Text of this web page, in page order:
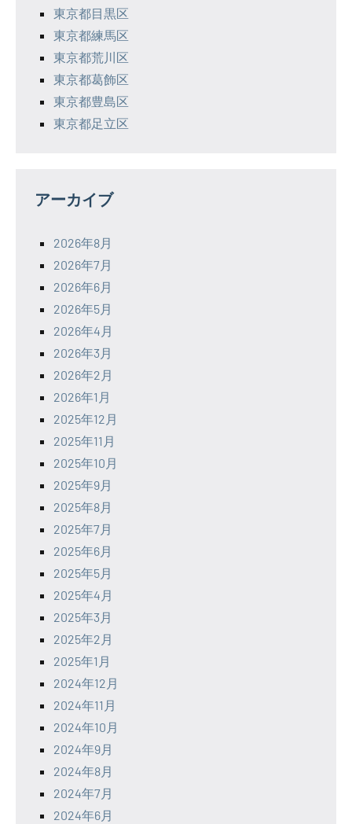
東京都目黒区
東京都練馬区
東京都荒川区
東京都葛飾区
東京都豊島区
東京都足立区
アーカイブ
2026年8月
2026年7月
2026年6月
2026年5月
2026年4月
2026年3月
2026年2月
2026年1月
2025年12月
2025年11月
2025年10月
2025年9月
2025年8月
2025年7月
2025年6月
2025年5月
2025年4月
2025年3月
2025年2月
2025年1月
2024年12月
2024年11月
2024年10月
2024年9月
2024年8月
2024年7月
2024年6月